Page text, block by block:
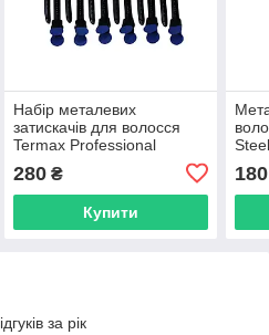
Набір металевих
затискачів для волосся
Termax Professional
Evolution Black&Blue, 12
шт (T-1009-BLU)
280₴
Купити
180
за рік